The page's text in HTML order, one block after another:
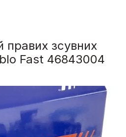
правих зсувних
Fast 46843004